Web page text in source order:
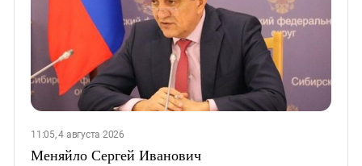
11:05, 4 августа 2026
Меняйло Сергей Иванович